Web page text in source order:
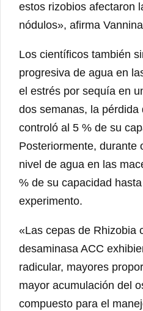
estos rizobios afectaron
nódulos», afirma
Los científicos también
progresiva de agua en
el estrés por sequía en
dos semanas, la
controló al 5 % de su
Posteriormente, durante
nivel de agua en las
% de su capacidad
experimento.
«Las cepas de Rhizobia
desaminasa ACC
radicular, mayores
mayor acumulación del
compuesto para el